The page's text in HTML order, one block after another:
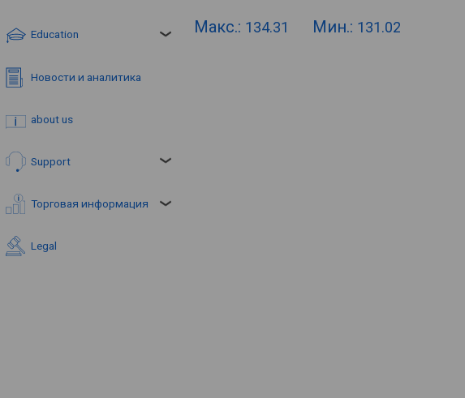
Education
Новости и аналитика
about us
Support
Торговая информация
Legal
Макс.: 134.31 Мин.: 131.02